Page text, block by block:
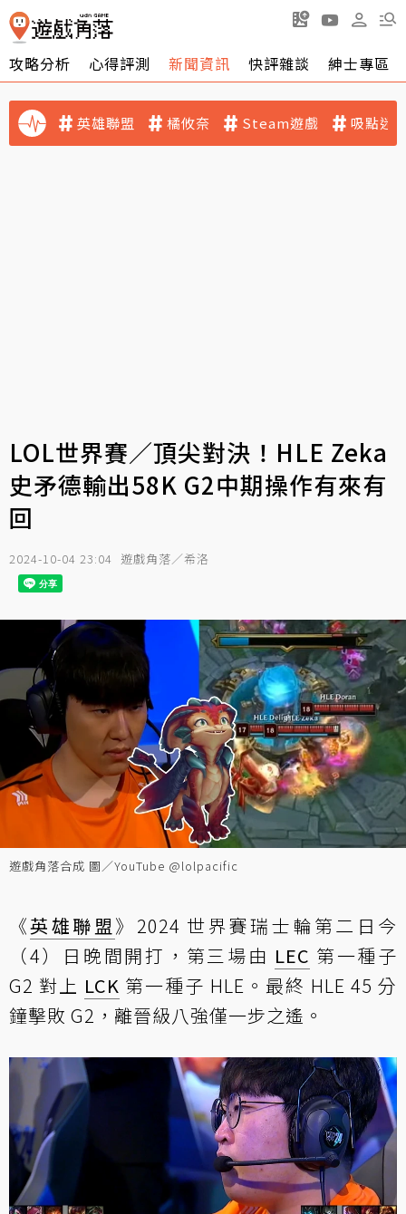
攻略分析 心得評測 新聞資訊 快評雜談 紳士專區
英雄聯盟 橘攸奈 Steam遊戲 吸點迷
LOL世界賽／頂尖對決！HLE Zeka
史矛德輸出58K G2中期操作有來有
回
2024-10-04 23:04 遊戲角落／希洛
遊戲角落合成 圖／YouTube @lolpacific
《英雄聯盟 》2024 世界賽瑞士輪第二日今
（4）日晚間開打，第三場由 LEC 第一種子
G2 對上 LCK 第一種子 HLE。最終 HLE 45 分
鐘擊敗 G2，離晉級八強僅一步之遙。